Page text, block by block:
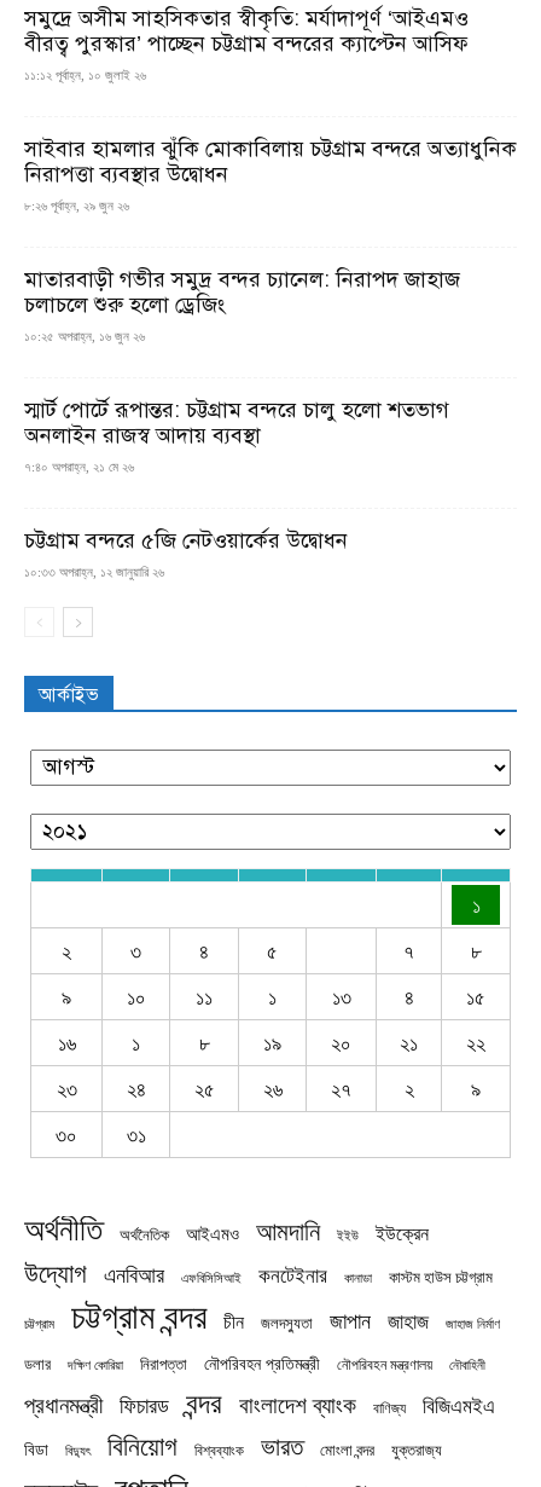
সমুদ্রে অসীম সাহসিকতার স্বীকৃতি: মর্যাদাপূর্ণ ‘আইএমও
বীরত্ব পুরস্কার’ পাচ্ছেন চট্টগ্রাম বন্দরের ক্যাপ্টেন আসিফ
১১:১২ পূর্বাহ্ন, ১০ জুলাই ২৬
সাইবার হামলার ঝুঁকি মোকাবিলায় চট্টগ্রাম বন্দরে অত্যাধুনিক
নিরাপত্তা ব্যবস্থার উদ্বোধন
৮:২৬ পূর্বাহ্ন, ২৯ জুন ২৬
মাতারবাড়ী গভীর সমুদ্র বন্দর চ্যানেল: নিরাপদ জাহাজ
চলাচলে শুরু হলো ড্রেজিং
১০:২৫ অপরাহ্ন, ১৬ জুন ২৬
স্মার্ট পোর্টে রূপান্তর: চট্টগ্রাম বন্দরে চালু হলো শতভাগ
অনলাইন রাজস্ব আদায় ব্যবস্থা
৭:৪০ অপরাহ্ন, ২১ মে ২৬
চট্টগ্রাম বন্দরে ৫জি নেটওয়ার্কের উদ্বোধন
১০:৩৩ অপরাহ্ন, ১২ জানুয়ারি ২৬
আর্কাইভ
১
২
৩ ৪ ৫ ৭
৮
৯
১০ ১১ ১ ১৩ ৪
১৫
১৬
১ ৮ ১৯ ২০ ২১
২২
২৩
২৪ ২৫ ২৬ ২৭ ২
৯
৩০
৩১
অর্থনীতি অর্থনৈতিক আইএমও আমদানি ইইউ ইউক্রেন
উদ্যোগ এনবিআর এফবিসিসিআই কনটেইনার কানাডা কাস্টম হাউস চট্টগ্রাম
চট্টগ্রাম চট্টগ্রাম বন্দর চীন জলদস্যুতা জাপান জাহাজ জাহাজ নির্মাণ
ডলার দক্ষিণ কোরিয়া নিরাপত্তা নৌপরিবহন প্রতিমন্ত্রী নৌপরিবহন মন্ত্রণালয় নৌবাহিনী
প্রধানমন্ত্রী ফিচারড বন্দর বাংলাদেশ ব্যাংক বাণিজ্য বিজিএমইএ
বিডা বিদ্যুৎ বিনিয়োগ বিশ্বব্যাংক ভারত মোংলা বন্দর যুক্তরাজ্য